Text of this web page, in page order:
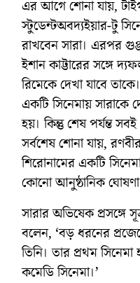
এর আগে শোনা যায়,
স্টুডেন্টঅবদ্যইয়ার-টু
রাখবেন সারা। এরপর
ইশান কাট্টারের সঙ্গে
রিমেকে দেখা যাবে
একটি সিনেমায় সারাকে
হয়। কিন্তু শেষ পর্যন্ত
সর্বশেষ শোনা যায়,
শিরোনামের একটি
কোনো আনুষ্ঠানিক ঘোষণা
সারার অভিষেক প্রসঙ্গে
বলেন, ‘বড় ধরনের
তিনি। তার প্রথম
কমেডি সিনেমা।’